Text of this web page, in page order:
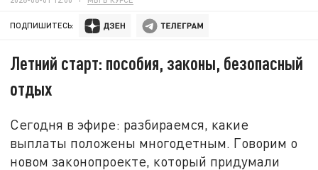
ПОДПИШИТЕСЬ:
Летний старт: пособия, законы, безопасный
отдых
Сегодня в эфире: разбираемся, какие
выплаты положены многодетным. Говорим о
новом законопроекте, который придумали